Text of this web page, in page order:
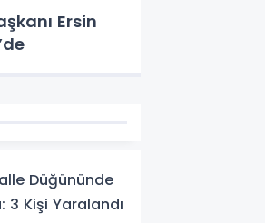
Ersin
Düğününde
3 Kişi Yaralandı